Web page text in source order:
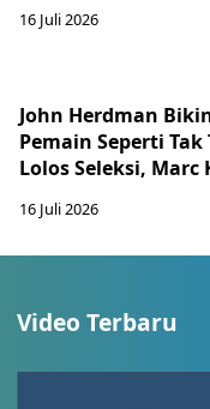
16 Juli 2026
John Herdman
Pemain Seperti
Lolos Seleksi, Marc
16 Juli 2026
Video Terbaru